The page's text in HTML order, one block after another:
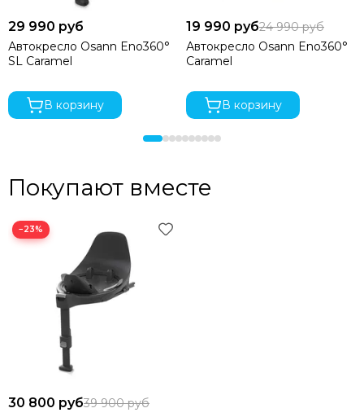
29 990 руб
Автокресло Osann Eno360°
SL Caramel
В корзину
19 990 руб24 990 руб
Автокресло Osann Eno360°
Caramel
В корзину
Покупают вместе
−23%
30 800 руб39 900 руб